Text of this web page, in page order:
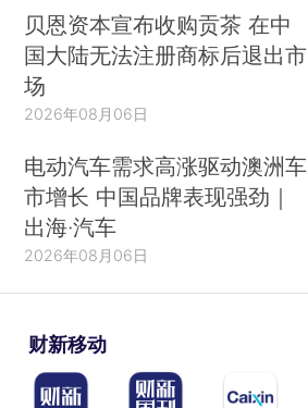
贝恩资本宣布收购贡茶 在中
国大陆无法注册商标后退出市
场
2026年08月06日
电动汽车需求高涨驱动澳洲车
市增长 中国品牌表现强劲｜
出海·汽车
2026年08月06日
财新移动